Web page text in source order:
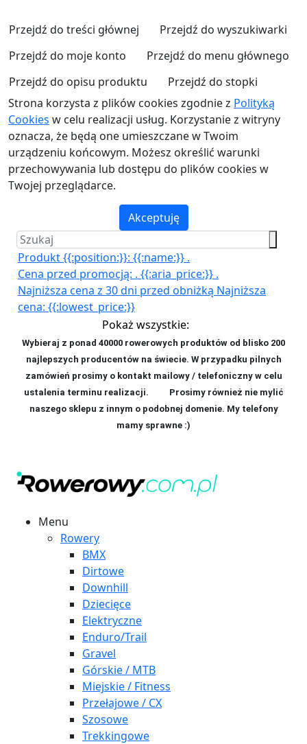
Przejdź do treści głównej
Przejdź do wyszukiwarki
Przejdź do moje konto
Przejdź do menu głównego
Przejdź do opisu produktu
Przejdź do stopki
Strona korzysta z plików cookies zgodnie z Polityką
Cookies w celu realizacji usług. Korzystanie z witryny
oznacza, że będą one umieszczane w Twoim
urządzeniu końcowym. Możesz określić warunki
przechowywania lub dostępu do plików cookies w
Twojej przeglądarce.
Akceptuję
Produkt {{:position:}}: {{:name:}} .
Cena przed promocją: . {{:aria_price:}} .
Najniższa cena z 30 dni przed obniżką Najniższa
cena: {{:lowest_price:}}
Pokaż wszystkie:
Wybieraj z ponad 40000 rowerowych produktów od blisko 200
najlepszych producentów na świecie. W przypadku pilnych
zamówień prosimy o kontakt mailowy / telefoniczny w celu
ustalenia terminu realizacji. Prosimy również nie mylić
naszego sklepu z innym o podobnej domenie. My telefony
mamy sprawne :)
Menu
Rowery
BMX
Dirtowe
Downhill
Dziecięce
Elektryczne
Enduro/Trail
Gravel
Górskie / MTB
Miejskie / Fitness
Przełajowe / CX
Szosowe
Trekkingowe